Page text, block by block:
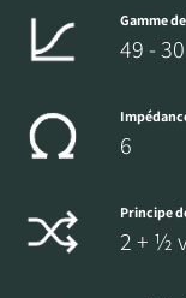
Gamme
49 -
6
Principe
2 + ½